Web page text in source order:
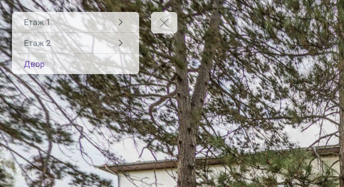
Етаж 1
Етаж 2
Двор